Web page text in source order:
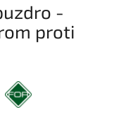
-
proti